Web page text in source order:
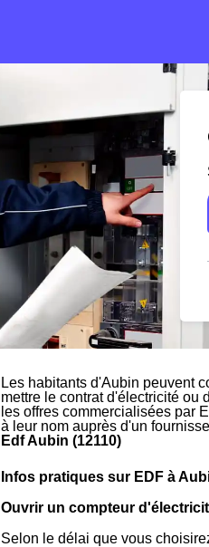
Les habitants d'Aubin peuvent
mettre le contrat d'électricité ou
les offres commercialisées par
à leur nom auprès d'un
Edf Aubin (12110)
Infos pratiques sur EDF à
Ouvrir un compteur
Selon le délai que vous